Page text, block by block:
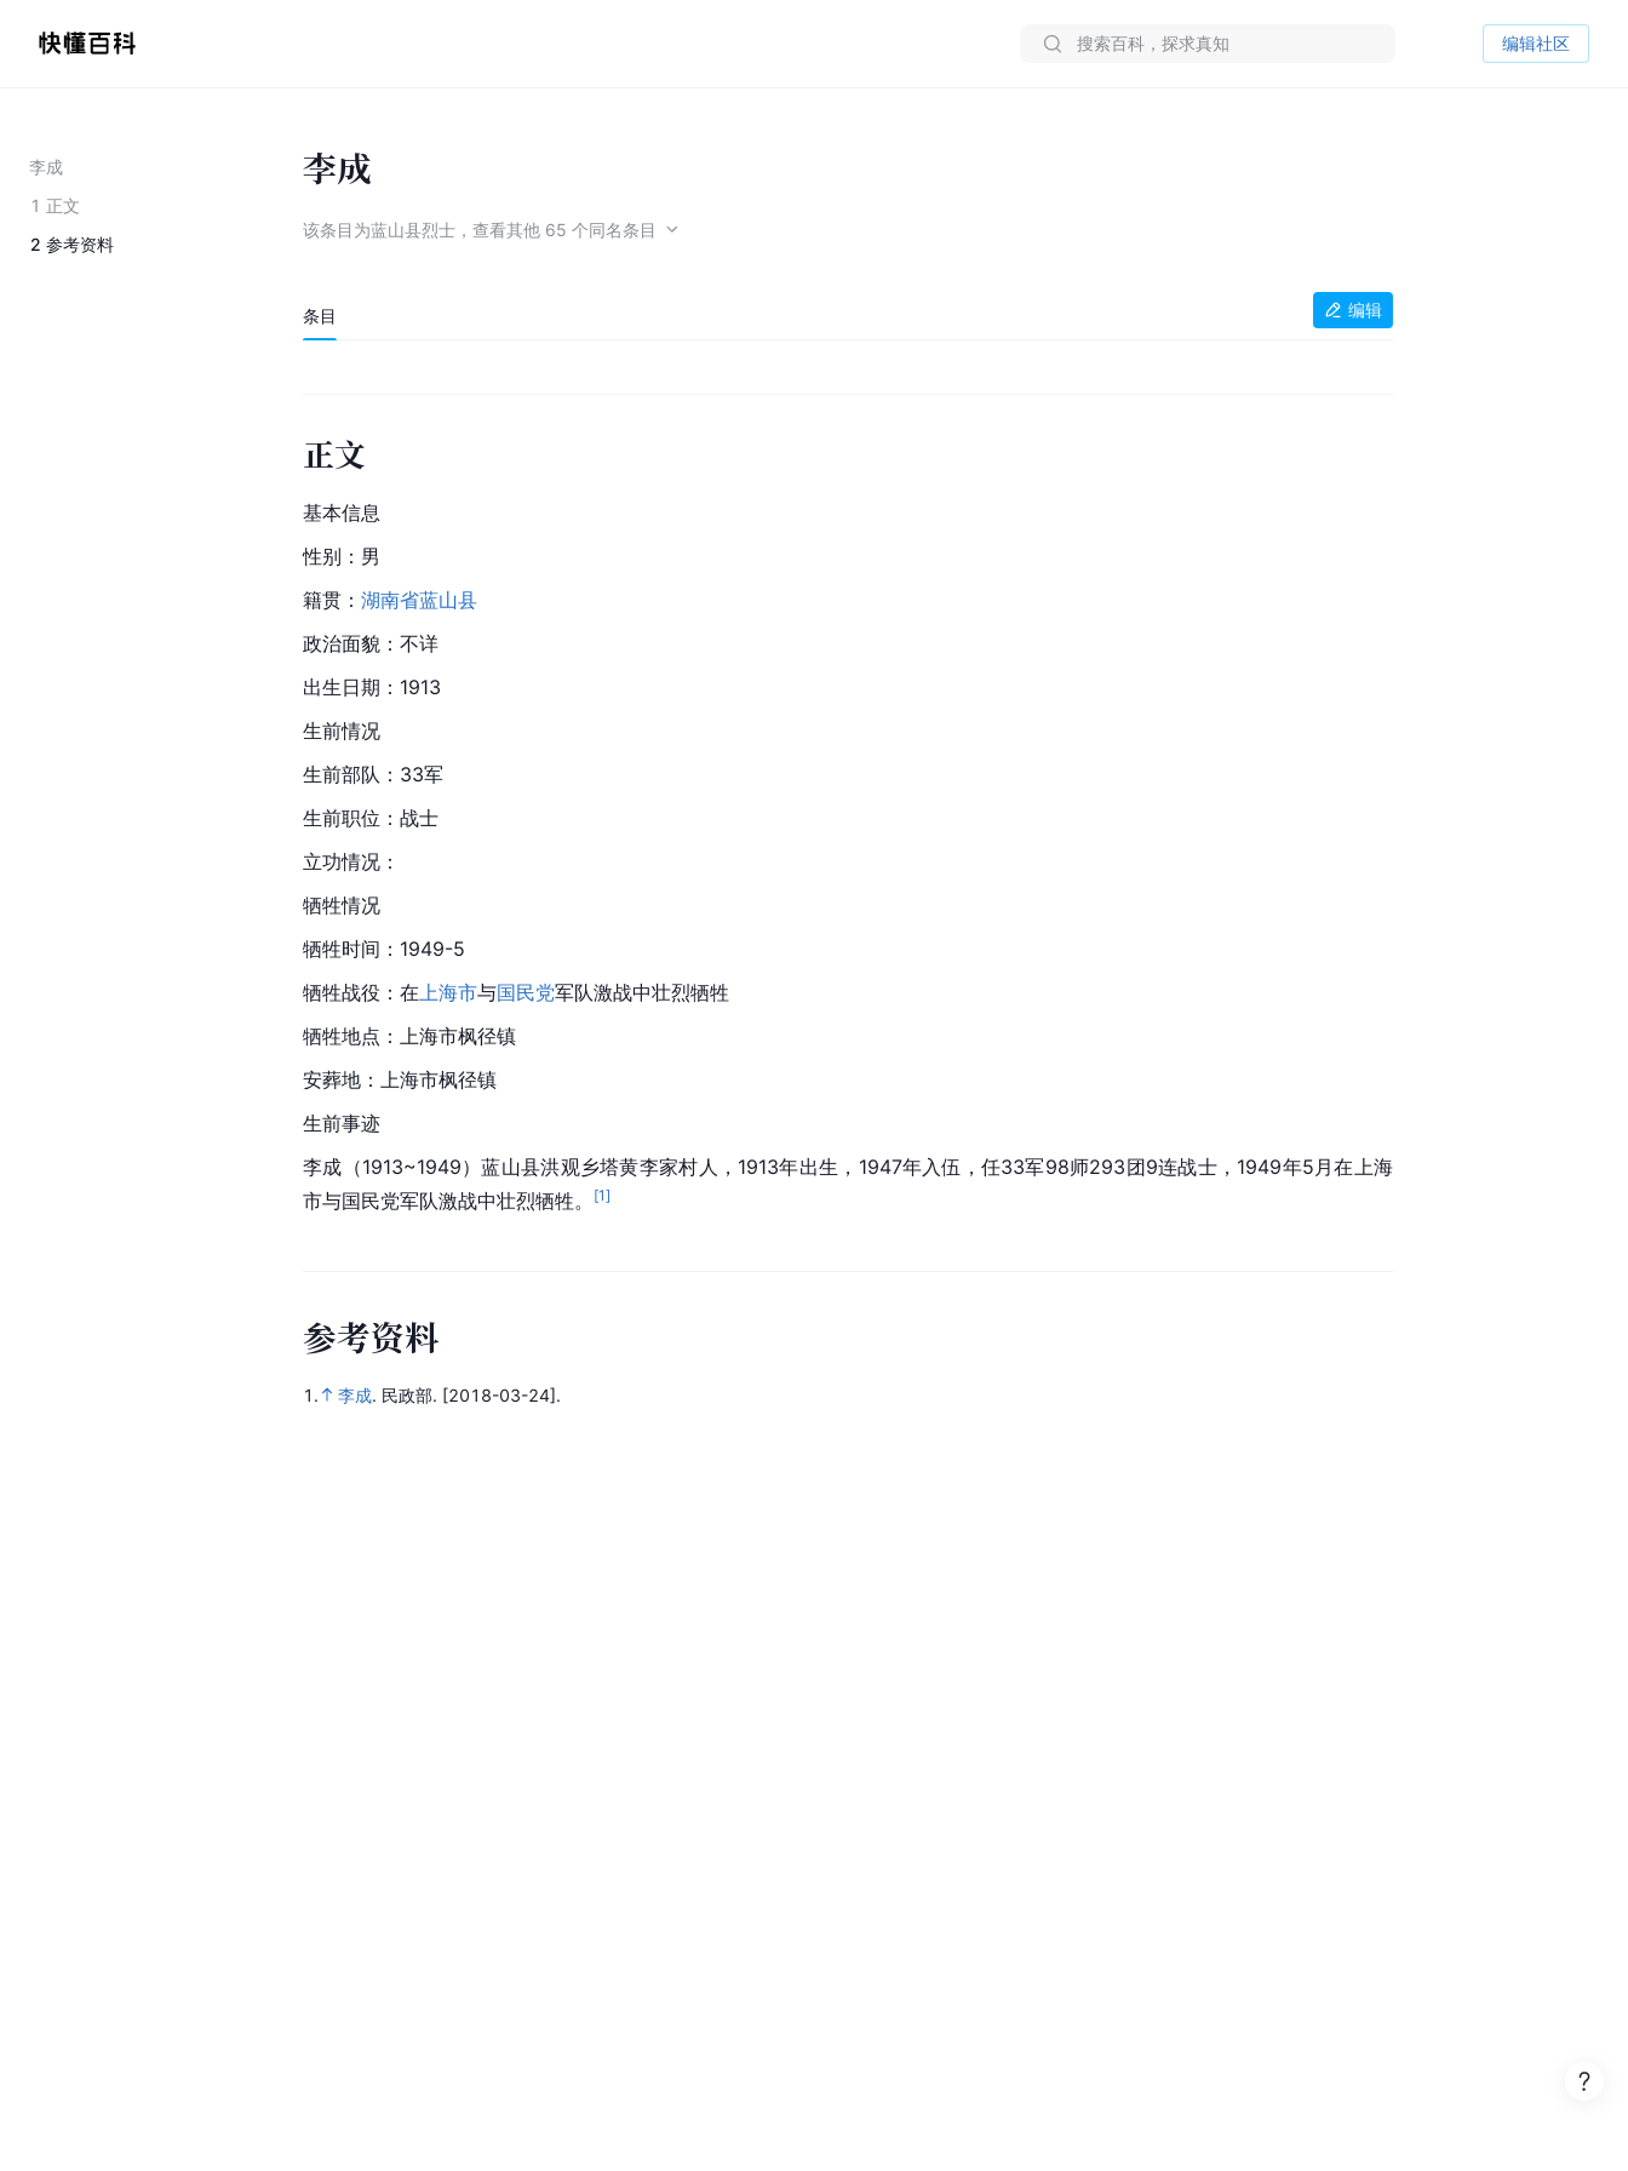
编辑社区
李成
1 正文
2 参考资料
李成
该条目为蓝山县烈士 ， 查看其他 65 个同名条目
条目 编辑
正文
基本信息
性别：男
籍贯： 湖南省蓝山县
政治面貌：不详
出生日期：1913
生前情况
生前部队：33军
生前职位：战士
立功情况：
牺牲情况
牺牲时间：1949-5
牺牲战役：在 上海市与国民党军队激战中壮烈牺牲
牺牲地点：上海市枫径镇
安葬地：上海市枫径镇
生前事迹
李成（1913~1949）蓝山县洪观乡塔黄李家村人，1913年出生，1947年入伍，任33军98师293团9连战士，1949年5月在上海
市与国民党军队激战中壮烈牺牲。
[1]
参考资料
1. 李成. 民政部. [2018-03-24].